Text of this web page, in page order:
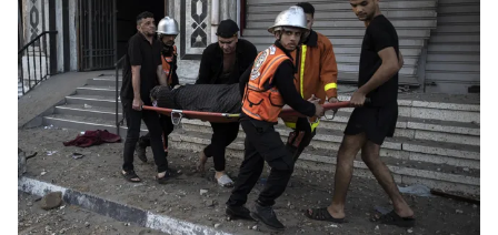
® Cấm sao chép dưới mọi hình thức nếu không có sự chấp
thuận bằng văn bản. Ghi rõ nguồn VTV.vn khi phát hành lại
thông tin từ website này.